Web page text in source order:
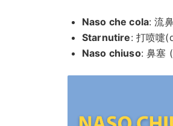
Naso che cola: 流
Starnutire: 打喷嚏
Naso chiuso: 鼻塞